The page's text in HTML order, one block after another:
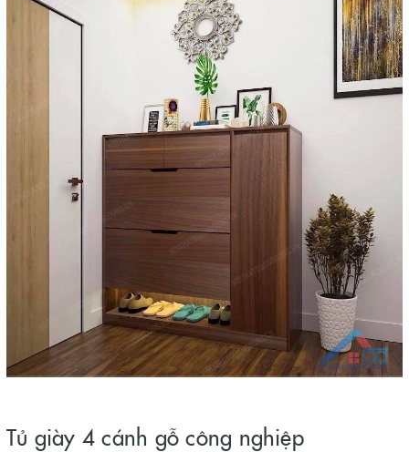
Tủ giày 4 cánh gỗ công nghiệp